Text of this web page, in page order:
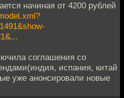
начиная от 4200 рублей
соглашения со
испания, китай
уже анонсировали новые